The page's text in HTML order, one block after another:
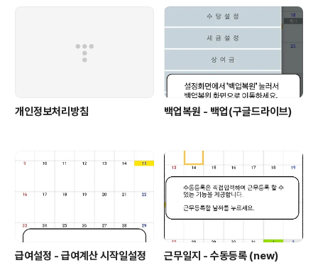
개인정보처리방침 백업복원 - 백업(구글드라이브)
급여설정 - 급여계산 시작일설정 근무일지 - 수동등록 (new)